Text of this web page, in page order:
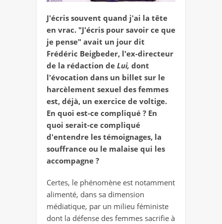
J'écris souvent quand j'ai la tête
en vrac. "J'écris pour savoir ce que
je pense" avait un jour dit
Frédéric Beigbeder, l'ex-directeur
de la rédaction de Lui, dont
l'évocation dans un billet sur le
harcèlement sexuel des femmes
est, déjà, un exercice de voltige.
En quoi est-ce compliqué ? En
quoi serait-ce compliqué
d'entendre les témoignages, la
souffrance ou le malaise qui les
accompagne ?
Certes, le phénomène est notamment
alimenté, dans sa dimension
médiatique, par un milieu féministe
dont la défense des femmes sacrifie à